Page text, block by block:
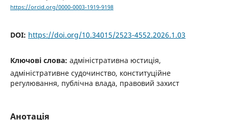
https://orcid.org/0000-0003-1919-9198
DOI: https://doi.org/10.34015/2523-4552.2026.1.03
Ключові слова: адміністративна юстиція,
адміністративне судочинство, конституційне
регулювання, публічна влада, правовий захист
Анотація